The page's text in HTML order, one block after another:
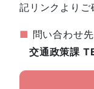
記リンクよりご
■ 問い合わせ先
交通政策課